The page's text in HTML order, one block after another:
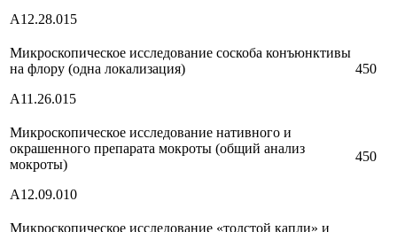
А12.28.015
Микроскопическое исследование соскоба конъюнктивы
на флору (одна локализация)
А11.26.015
450
Микроскопическое исследование нативного и
окрашенного препарата мокроты (общий анализ
мокроты)
А12.09.010
450
Микроскопическое исследование «толстой капли» и